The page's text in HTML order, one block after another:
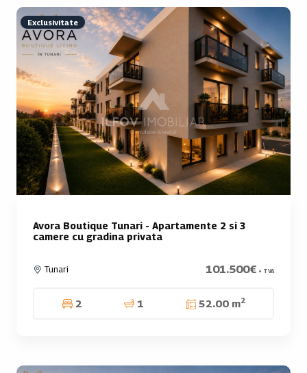
Exclusivitate
Avora Boutique Tunari - Apartamente 2 si 3
camere cu gradina privata
Tunari 101.500€ + TVA
2 1 52.00 m2